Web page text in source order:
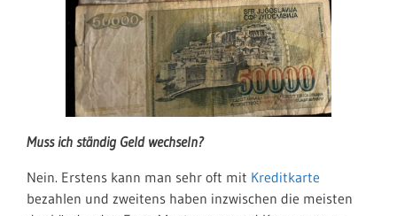
Muss ich ständig Geld wechseln?
Nein. Erstens kann man sehr oft mit Kreditkarte
bezahlen und zweitens haben inzwischen die meisten